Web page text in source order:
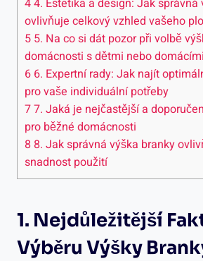
ovlivňuje celkový vzhled⁢ vašeho
5 5. Na​ co si dát ⁤pozor ‍při volbě
domácnosti s dětmi nebo
6 6. Expertní⁣ rady: Jak najít⁢
pro ⁣vaše individuální potřeby
77. Jaká je nejčastější⁣ a
pro běžné ⁤domácnosti
8 8. Jak správná​ výška⁢ branky
snadnost použití
1. Nejdůležitější
⁢výběru Výšky